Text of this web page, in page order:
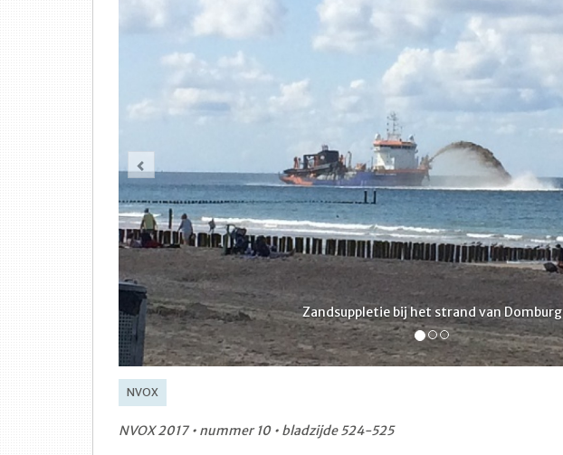
Zandsuppletie bij het strand van Domburg
Vorige
NVOX
NVOX 2017 • nummer 10 • bladzijde 524-525